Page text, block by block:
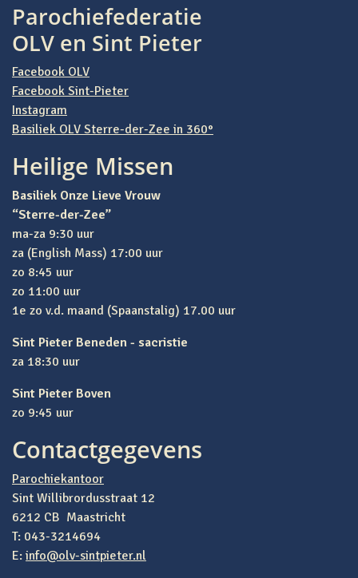
Parochiefederatie
OLV en Sint Pieter
Facebook OLV
Facebook Sint-Pieter
Instagram
Basiliek OLV Sterre-der-Zee in 360°
Heilige Missen
Basiliek Onze Lieve Vrouw
“Sterre-der-Zee”
ma-za 9:30 uur
za (English Mass) 17:00 uur
zo 8:45 uur
zo 11:00 uur
1e zo v.d. maand (Spaanstalig) 17.00 uur
Sint Pieter Beneden - sacristie
za 18:30 uur
Sint Pieter Boven
zo 9:45 uur
Contactgegevens
Parochiekantoor
Sint Willibrordusstraat 12
6212 CB Maastricht
T: 043-3214694
E: info@olv-sintpieter.nl